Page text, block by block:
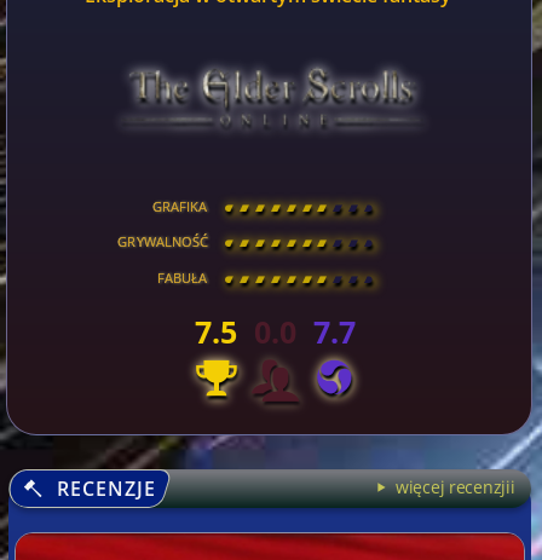
GRAFIKA [ \ \ \ \ \ \ \ \ ]
GRYWALNOŚĆ [ \ \ \ \ \ \ \ \ ]
FABUŁA [ \ \ \ \ \ \ \ \ ]
7.5 0.0 7.7
RECENZJE więcej recenzjii